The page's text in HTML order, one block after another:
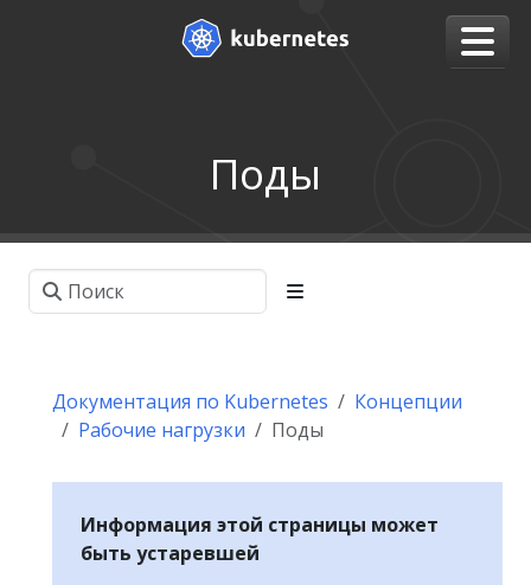
Поды
Документация по Kubernetes
Концепции
Рабочие нагрузки
Поды
Информация этой страницы может
быть устаревшей